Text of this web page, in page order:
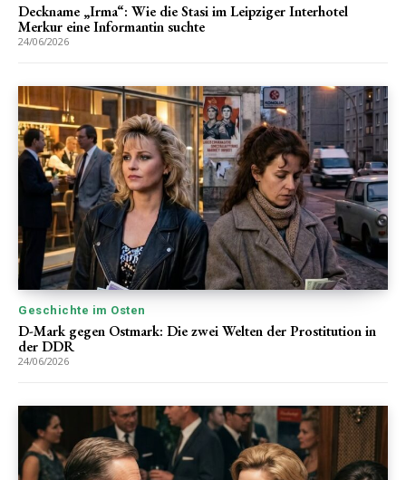
Deckname „Irma“: Wie die Stasi im Leipziger Interhotel
Merkur eine Informantin suchte
24/06/2026
Geschichte im Osten
D-Mark gegen Ostmark: Die zwei Welten der Prostitution in
der DDR
24/06/2026